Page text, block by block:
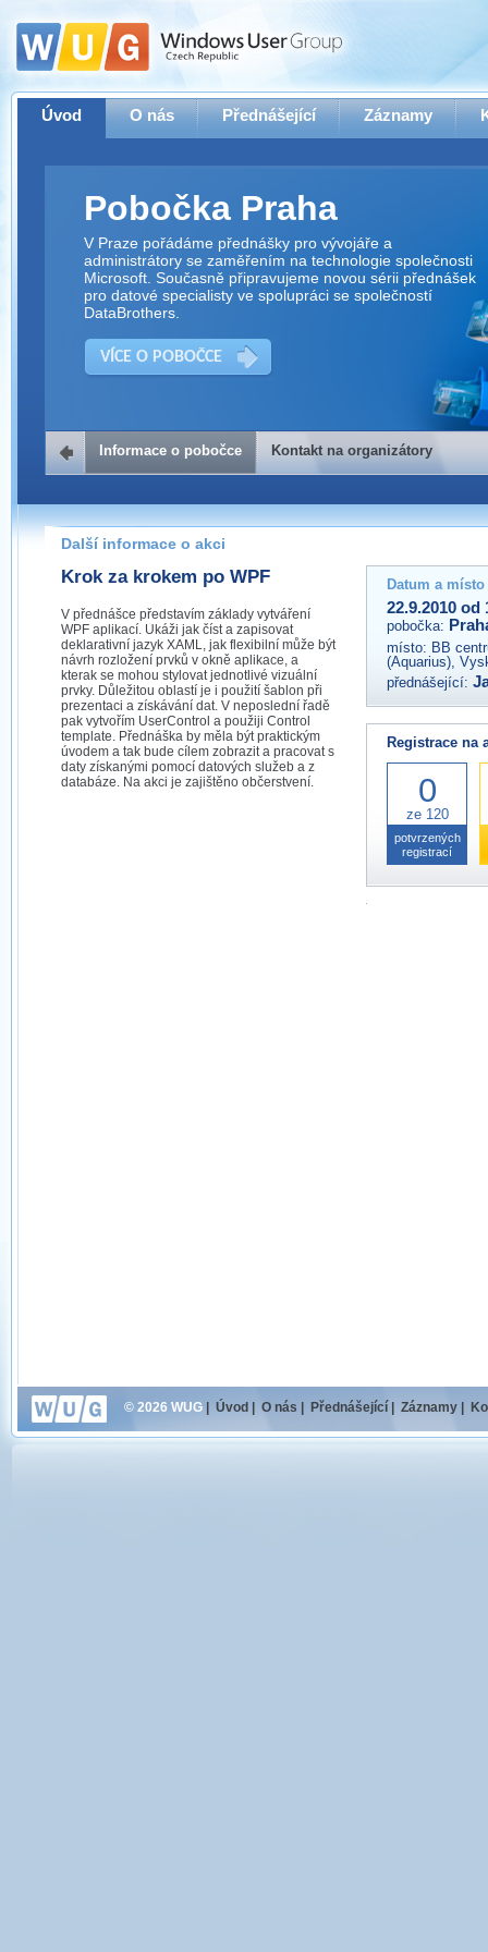
Úvod O nás Přednášející Záznamy
Pobočka Praha
V Praze pořádáme přednášky pro vývojáře a
administrátory se zaměřením na technologie společnosti
Microsoft. Současně připravujeme novou sérii přednášek
pro datové specialisty ve spolupráci se společností
DataBrothers.
VÍCE O POBOČCE
Kontakt na organizátory
Pokud máte jakýkoliv dotaz na organizátory této akce,
prosím neváhejte nás kontaktovat na e-mailu:
praha@wug.cz
Informace o pobočce Kontakt na organizátory
Další informace o akci
Krok za krokem po WPF
V přednášce představím základy vytváření
WPF aplikací. Ukáži jak číst a zapisovat
deklarativní jazyk XAML, jak flexibilní může být
návrh rozložení prvků v okně aplikace, a
kterak se mohou stylovat jednotlivé vizuální
prvky. Důležitou oblastí je i použití šablon při
prezentaci a získávání dat. V neposlední řadě
pak vytvořím UserControl a použiji Control
template. Přednáška by měla být praktickým
úvodem a tak bude cílem zobrazit a pracovat s
daty získanými pomocí datových služeb a z
databáze. Na akci je zajištěno občerstvení.
Datum a
22.9.2010 od
pobočka:
místo: BB
(Aquarius),
přednášející:
Registrace na
0
ze 120
potvrzených
registrací
© 2026 WUG Úvod O nás Přednášející Záznamy